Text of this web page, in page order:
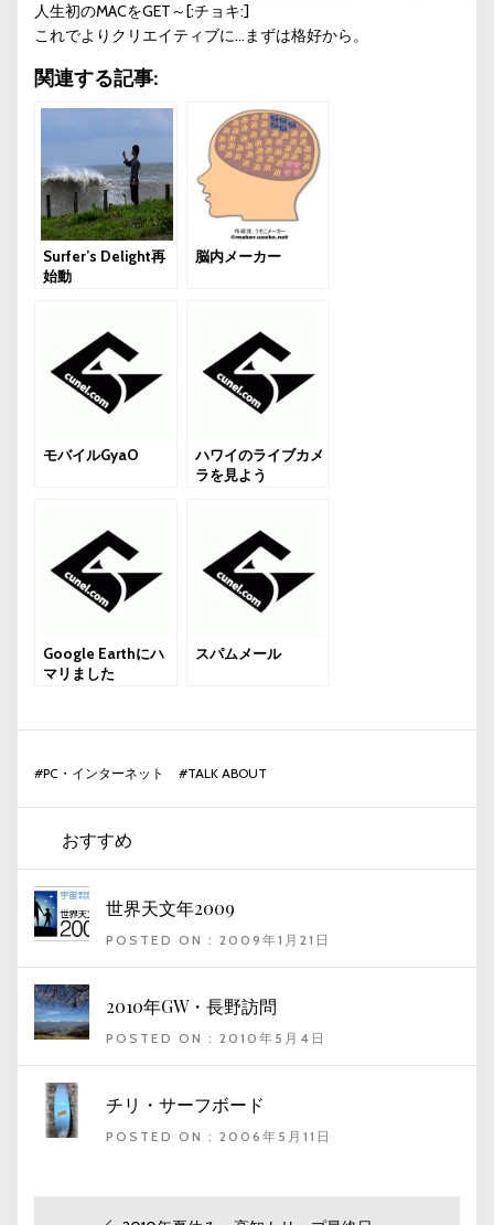
人生初のMACをGET～[:チョキ:]
これでよりクリエイティブに…まずは格好から。
関連する記事:
Surfer’s Delight再
始動
脳内メーカー
モバイルGyaO
ハワイのライブカメ
ラを見よう
Google Earthにハ
マリました
スパムメール
#PC・インターネット #TALK ABOUT
おすすめ
世界天文年2009
POSTED ON : 2009年1月21日
2010年GW・長野訪問
POSTED ON : 2010年5月4日
チリ・サーフボード
POSTED ON : 2006年5月11日